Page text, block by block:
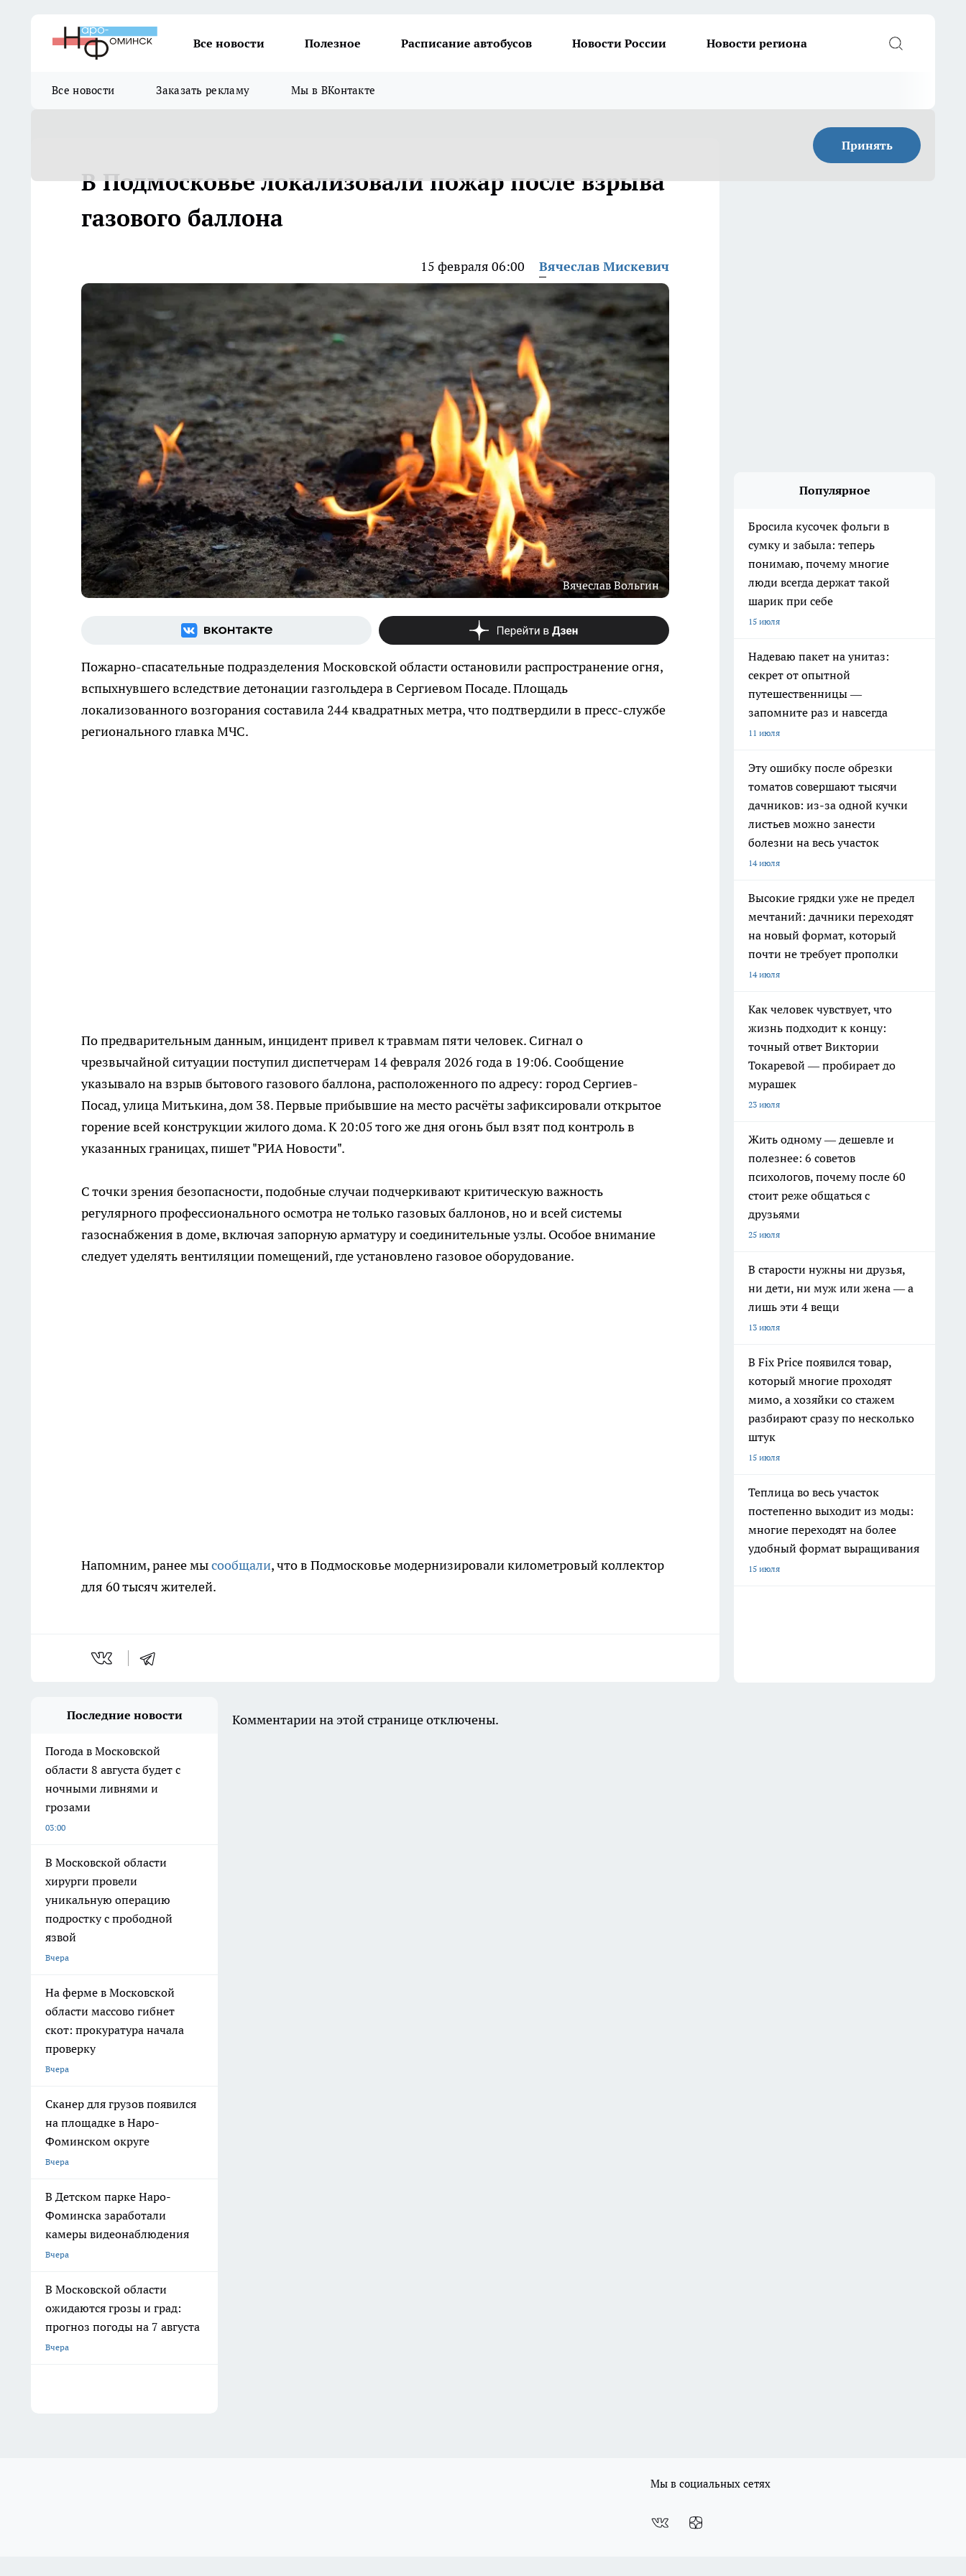
Все новости Полезное Расписание автобусов Новости России Новости региона
Все новости Заказать рекламу Мы в ВКонтакте
Принять
В Подмосковье локализовали пожар после взрыва
газового баллона
15 февраля 06:00 Вячеслав Мискевич
Вячеслав Вольгин
Пожарно-спасательные подразделения Московской области остановили распространение огня,
вспыхнувшего вследствие детонации газгольдера в Сергиевом Посаде. Площадь
локализованного возгорания составила 244 квадратных метра, что подтвердили в пресс-службе
регионального главка МЧС.
По предварительным данным, инцидент привел к травмам пяти человек. Сигнал о
чрезвычайной ситуации поступил диспетчерам 14 февраля 2026 года в 19:06. Сообщение
указывало на взрыв бытового газового баллона, расположенного по адресу: город Сергиев-
Посад, улица Митькина, дом 38. Первые прибывшие на место расчёты зафиксировали открытое
горение всей конструкции жилого дома. К 20:05 того же дня огонь был взят под контроль в
указанных границах, пишет "РИА Новости".
С точки зрения безопасности, подобные случаи подчеркивают критическую важность
регулярного профессионального осмотра не только газовых баллонов, но и всей системы
газоснабжения в доме, включая запорную арматуру и соединительные узлы. Особое внимание
следует уделять вентиляции помещений, где установлено газовое оборудование.
Напомним, ранее мысообщали, что в Подмосковье модернизировали километровый коллектор
для 60 тысяч жителей.
Популярное
Бросила кусочек фольги в
сумку и забыла: теперь
понимаю, почему многие
люди всегда держат такой
шарик при себе
15 июля
Надеваю пакет на унитаз:
секрет от опытной
путешественницы —
запомните раз и навсегда
11 июля
Эту ошибку после обрезки
томатов совершают тысячи
дачников: из-за одной кучки
листьев можно занести
болезни на весь участок
14 июля
Высокие грядки уже не предел
мечтаний: дачники переходят
на новый формат, который
почти не требует прополки
14 июля
Как человек чувствует, что
жизнь подходит к концу:
точный ответ Виктории
Токаревой — пробирает до
мурашек
23 июля
Жить одному — дешевле и
полезнее: 6 советов
психологов, почему после 60
стоит реже общаться с
друзьями
25 июля
В старости нужны ни друзья,
ни дети, ни муж или жена — а
лишь эти 4 вещи
13 июля
В Fix Price появился товар,
который многие проходят
мимо, а хозяйки со стажем
разбирают сразу по несколько
штук
15 июля
Теплица во весь участок
постепенно выходит из моды:
многие переходят на более
удобный формат выращивания
15 июля
Последние новости
Погода в Московской
области 8 августа будет с
ночными ливнями и
грозами
03:00
В Московской области
хирурги провели
уникальную операцию
подростку с прободной
язвой
Вчера
На ферме в Московской
области массово гибнет
скот: прокуратура начала
проверку
Вчера
Сканер для грузов появился
на площадке в Наро-
Фоминском округе
Вчера
В Детском парке Наро-
Фоминска заработали
камеры видеонаблюдения
Вчера
В Московской области
ожидаются грозы и град:
прогноз погоды на 7 августа
Вчера
Комментарии на этой странице отключены.
Мы в социальных сетях